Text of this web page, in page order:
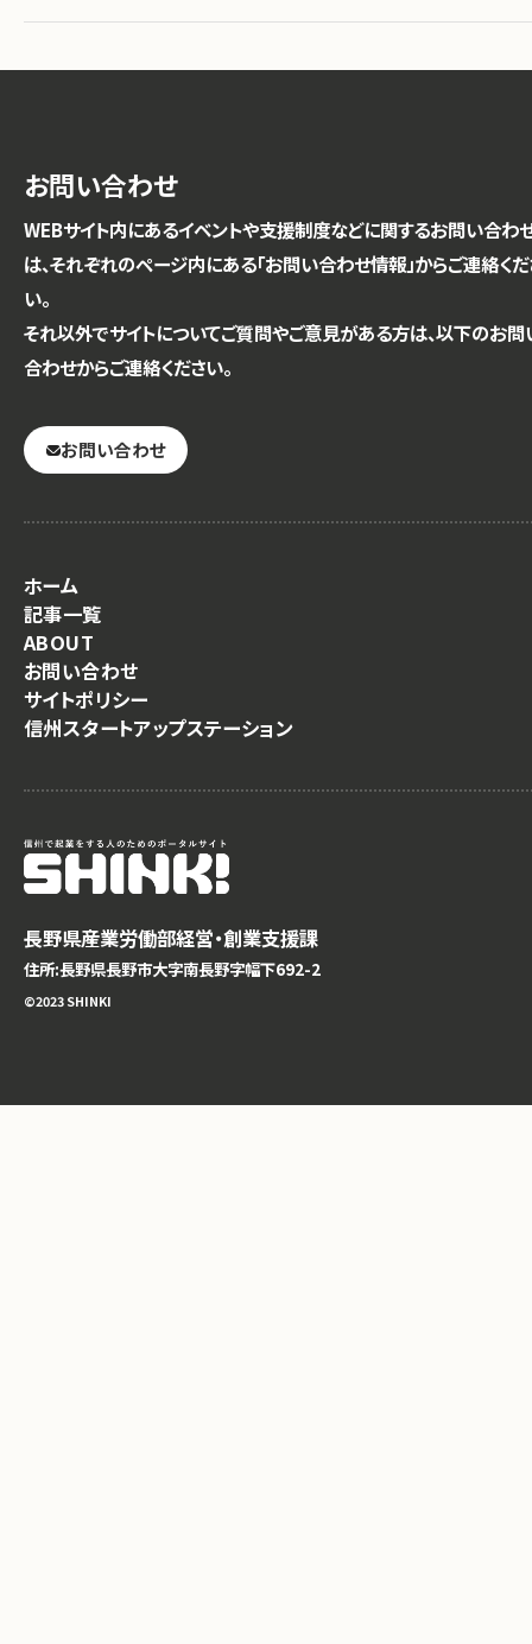
お問い合わせ
WEBサイト内にあるイベントや支援制度などに関するお問い合わ
は、それぞれのページ内にある「お問い合わせ情報」からご連絡く
い。
それ以外でサイトについてご質問やご意見がある方は、以下のお問
合わせからご連絡ください。
お問い合わせ
長野県産業労働部経営・創業支援課
住所:長野県長野市大字南長野字幅下692-2
©️2023 SHINKI
ホーム
記事一覧
ABOUT
お問い合わせ
サイトポリシー
信州スタートアップステーション